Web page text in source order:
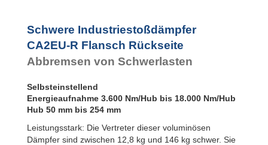
Fußbefestigung
Flansch
Frontseite
CA4EU-FRP 6
CA4EU-S
Fußbefestigung
CA2X10EU-2R
CA2X10EU-4R
Schwere Industriestoßdämpfer
CA2EU-R Flansch Rückseite
Abbremsen von Schwerlasten
Selbsteinstellend
Energieaufnahme 3.600 Nm/Hub bis 18.000 Nm/Hub
Hub 50 mm bis 254 mm
Leistungsstark: Die Vertreter dieser voluminösen
Dämpfer sind zwischen 12,8 kg und 146 kg schwer. Sie